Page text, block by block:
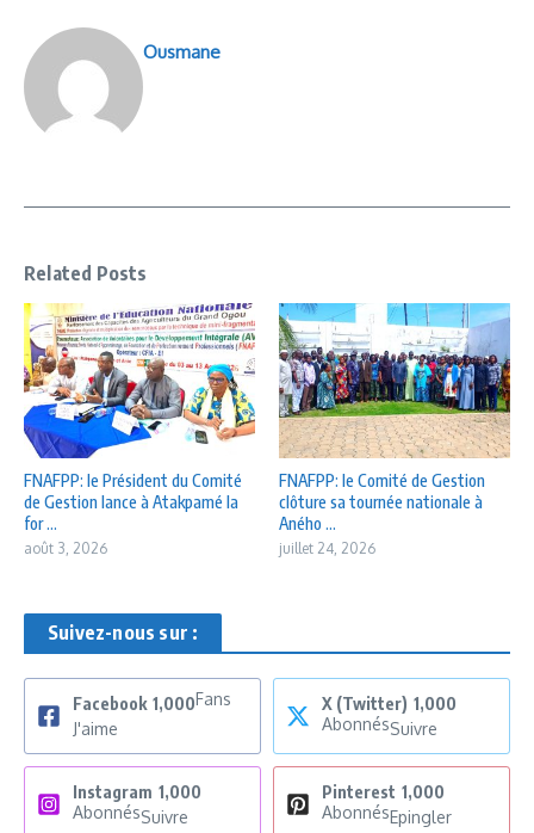
Ousmane
Related Posts
FNAFPP: le Président du Comité
de Gestion lance à Atakpamé la
for ...
août 3, 2026
FNAFPP: le Comité de Gestion
clôture sa tournée nationale à
Aného ...
juillet 24, 2026
Suivez-nous sur :
Facebook 1,000Fans
J'aime
X (Twitter) 1,000
AbonnésSuivre
Instagram 1,000
AbonnésSuivre
Pinterest 1,000
AbonnésEpingler